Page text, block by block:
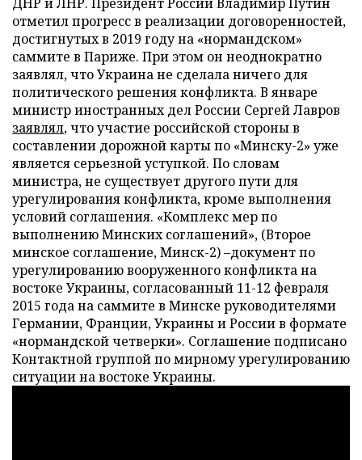
отметил прогресс в реализации договоренностей,
достигнутых в 2019 году на «нормандском»
саммите в Париже. При этом он неоднократно
заявлял, что Украина не сделала ничего для
политического решения конфликта. В январе
министр иностранных дел России Сергей Лавров
заявлял, что участие российской стороны в
составлении дорожной карты по «Минску-2» уже
является серьезной уступкой. По словам
министра, не существует другого пути для
урегулирования конфликта, кроме выполнения
условий соглашения. «Комплекс мер по
выполнению Минских соглашений», (Второе
минское соглашение, Минск-2) –документ по
урегулированию вооруженного конфликта на
востоке Украины, согласованный 11-12 февраля
2015 года на саммите в Минске руководителями
Германии, Франции, Украины и России в формате
«нормандской четверки». Соглашение подписано
Контактной группой по мирному урегулированию
ситуации на востоке Украины.